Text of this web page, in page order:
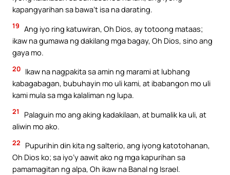
kapangyarihan sa bawa’t isa na darating.
19 Ang iyo ring katuwiran, Oh Dios, ay totoong mataas;
ikaw na gumawa ng dakilang mga bagay, Oh Dios, sino ang
gaya mo.
20 Ikaw na nagpakita sa amin ng marami at lubhang
kabagabagan, bubuhayin mo uli kami, at ibabangon mo uli
kami mula sa mga kalaliman ng lupa.
21
Palaguin mo ang aking kadakilaan, at bumalik ka uli, at
aliwin mo ako.
22
Pupurihin din kita ng salterio, ang iyong katotohanan,
Oh Dios ko; sa iyo’y aawit ako ng mga kapurihan sa
pamamagitan ng alpa, Oh ikaw na Banal ng Israel.